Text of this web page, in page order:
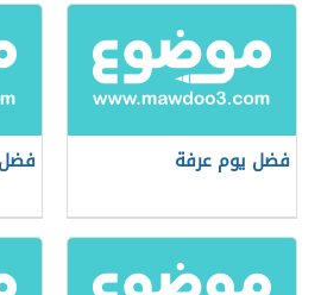
فضل يوم عرفة فضل